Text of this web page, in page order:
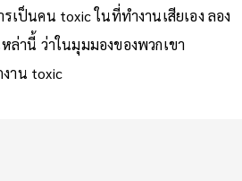
เป็นคน toxic ในที่ทำงานเสียเอง ลอง
ล่านี้ ว่าในมุมมองของพวกเขา
าน toxic